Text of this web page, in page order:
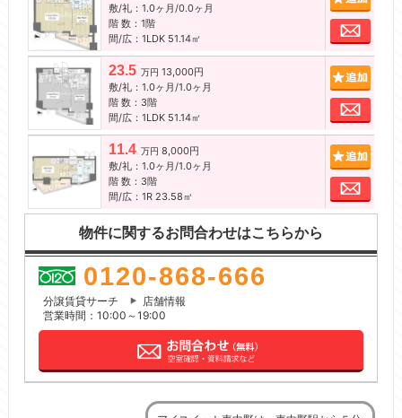
敷/礼：1.0ヶ月/0.0ヶ月
階 数：1階
間/広：1LDK 51.14㎡
お問
23.5 万円 13,000円
敷/礼：1.0ヶ月/1.0ヶ月
階 数：3階
間/広：1LDK 51.14㎡
お問
11.4 万円 8,000円
敷/礼：1.0ヶ月/1.0ヶ月
階 数：3階
間/広：1R 23.58㎡
お問
物件に関するお問合わせはこちらから
0120-868-666
分譲賃貸サーチ
店舗情報
営業時間：10:00～19:00